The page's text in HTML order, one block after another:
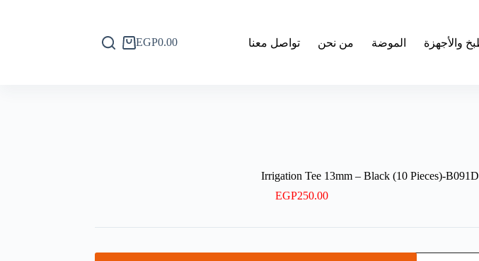
والأجهزة الموضة من نحن تواصل معنا
عربةEGP0.00
Irrigation Tee 13mm – Black (10 Pieces)-
EGP250.00